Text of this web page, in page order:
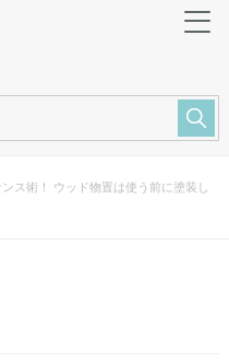
ス術！ ウッド物置は使う前に塗装し